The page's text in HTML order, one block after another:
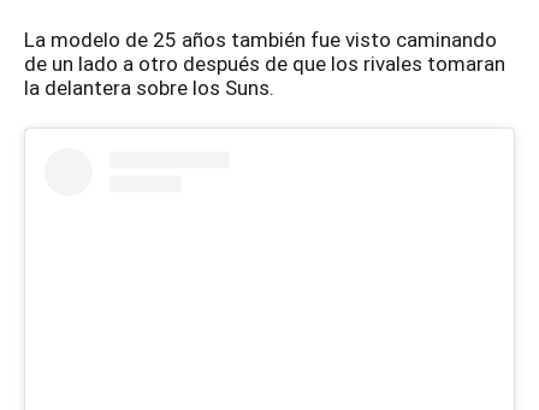
La modelo de 25 años también fue visto caminando
de un lado a otro después de que los rivales tomaran
la delantera sobre los Suns.